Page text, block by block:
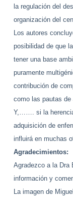
la regulación del
organización del
Los autores
posibilidad de que
tener una base
puramente
contribución de
como las pautas de
Y,……. si la
adquisición de
influirá en muchas
Agradecimientos:
Agradezco a la Dra
información y
La imagen de